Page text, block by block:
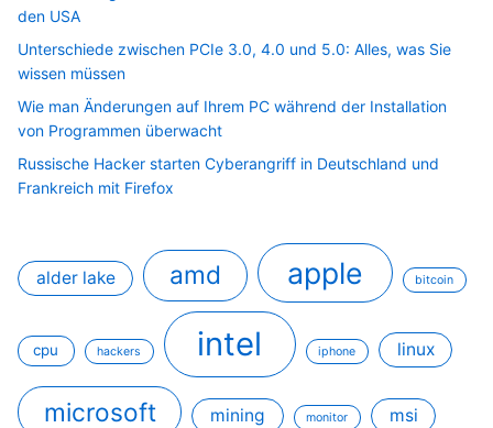
den USA
Unterschiede zwischen PCIe 3.0, 4.0 und 5.0: Alles, was Sie
wissen müssen
Wie man Änderungen auf Ihrem PC während der Installation
von Programmen überwacht
Russische Hacker starten Cyberangriff in Deutschland und
Frankreich mit Firefox
alder lake amd apple bitcoin
cpu hackers intel iphone linux
microsoft mining monitor msi